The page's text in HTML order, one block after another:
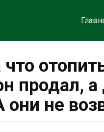
продал, а
они не